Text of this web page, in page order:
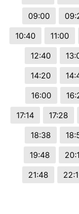
09:00
10:40
11:00
12:40
14:20
16:00
17:14
17:28
18:38
19:48
21:48